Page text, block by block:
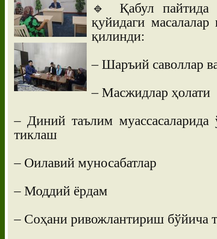
🔹 Қабул пайтида
қуйидаги
қилинди:
– Шаръий саволлар
– Масжидлар ҳолати
– Диний таълим
тиклаш
– Оилавий муносабатлар
– Моддий ёрдам
– Соҳани ривожлантириш бўйича